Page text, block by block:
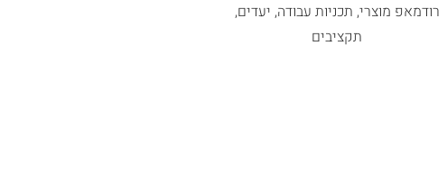
רודמאפ מוצרי, תכניות עבודה, יעדים,
תקציבים